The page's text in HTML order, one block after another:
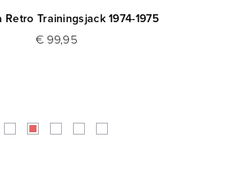
Retro Trainingsjack 1974-1975
€ 99,95